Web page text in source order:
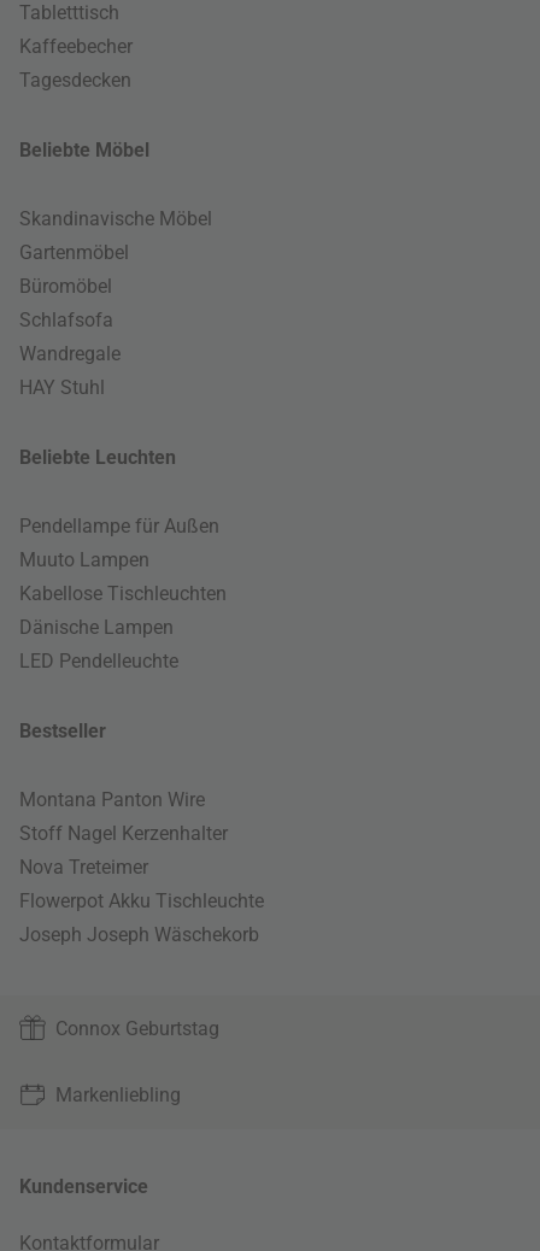
Tabletttisch
Kaffeebecher
Tagesdecken
Beliebte Möbel
Skandinavische Möbel
Gartenmöbel
Büromöbel
Schlafsofa
Wandregale
HAY Stuhl
Beliebte Leuchten
Pendellampe für Außen
Muuto Lampen
Kabellose Tischleuchten
Dänische Lampen
LED Pendelleuchte
Bestseller
Montana Panton Wire
Stoff Nagel Kerzenhalter
Nova Treteimer
Flowerpot Akku Tischleuchte
Joseph Joseph Wäschekorb
Connox Geburtstag
Markenliebling
Kundenservice
Kontaktformular